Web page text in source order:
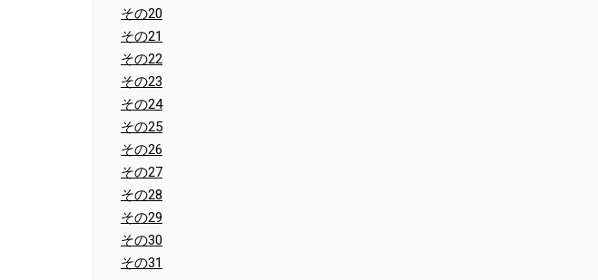
その20
その21
その22
その23
その24
その25
その26
その27
その28
その29
その30
その31